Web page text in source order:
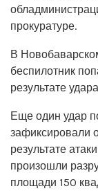
прокуратуре.
В
беспилотник
результате
Еще один удар
зафиксировали
результате
произошли
площади 150